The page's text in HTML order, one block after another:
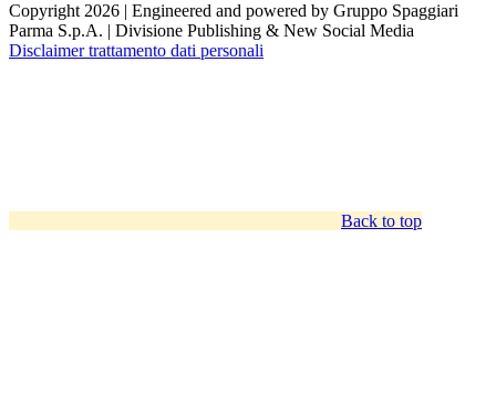
Copyright 2026 | Engineered and powered by Gruppo Spaggiari
Parma S.p.A. | Divisione Publishing & New Social Media
Disclaimer trattamento dati personali
Back to top